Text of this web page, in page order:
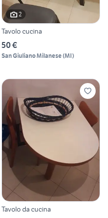
2
Tavolo cucina
50 €
San Giuliano Milanese(MI)
Tavolo da cucina